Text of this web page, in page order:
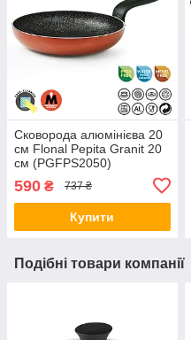
Сковорода алюмінієва 20
см Flonal Pepita Granit 20
см (PGFPS2050)
590 ₴ 737 ₴
Купити
Подібні товари компанії